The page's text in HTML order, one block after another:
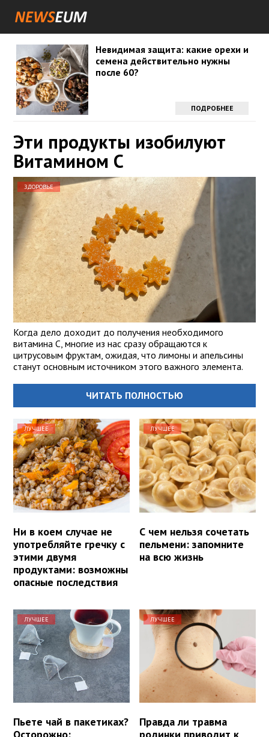
Невидимая защита: какие орехи и
семена действительно нужны
после 60?
ПОДРОБНЕЕ
Эти продукты изобилуют
Витамином С
ЗДОРОВЬЕ
Когда дело доходит до получения необходимого
витамина С, многие из нас сразу обращаются к
цитрусовым фруктам, ожидая, что лимоны и апельсины
станут основным источником этого важного элемента.
ЧИТАТЬ ПОЛНОСТЬЮ
ЛУЧШЕЕ
Ни в коем случае не
употребляйте гречку с
этими двумя
продуктами: возможны
опасные последствия
ЛУЧШЕЕ
С чем нельзя сочетать
пельмени: запомните
на всю жизнь
ЛУЧШЕЕ
Пьете чай в пакетиках?
Осторожно:
ЛУЧШЕЕ
Правда ли травма
родинки приводит к